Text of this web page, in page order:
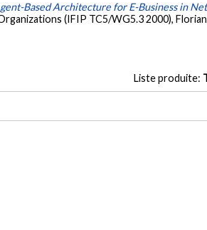
Based Architecture for E-Business in
(IFIP TC5/WG5.3 2000),
Liste produite: